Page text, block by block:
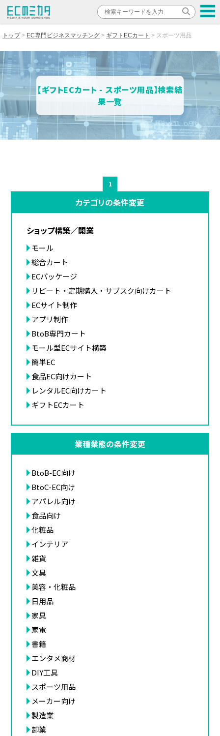
トップ EC専門ビジネスマッチング ギフトECカート スポーツ用品
【ギフトECカート - スポーツ用品】検索結
果一覧
1
カテゴリの条件変更
ショップ構築／開業
モール
総合カート
ECパッケージ
リピート・定期購入・サブスク向けカート
ECサイト制作
アプリ制作
BtoB専門カート
モール型ECサイト構築
簡単EC
食品EC向けカート
レンタルEC向けカート
ギフトECカート
業種業態の条件変更
BtoB-EC向け
BtoC-EC向け
アパレル向け
食品向け
化粧品
インテリア
雑貨
文具
美容・化粧品
日用品
家具
家電
書籍
エンタメ商材
DIY工具
スポーツ用品
メーカー向け
製造業
卸業